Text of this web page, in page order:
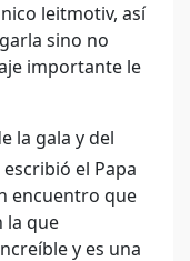
leitmotiv, así
sino no
importante le
la gala y del
el Papa
encuentro que
la que
y es una